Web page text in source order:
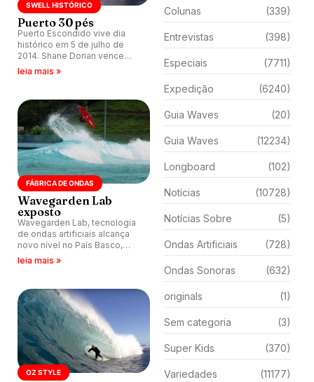
SWELL HISTÓRICO
Puerto 30 pés
Puerto Escondido vive dia
histórico em 5 de julho de
2014. Shane Dorian vence
XXL, mas público enaltece
leia mais »
FÁBRICA DE ONDAS
Wavegarden Lab
exposto
Wavegarden Lab, tecnologia
de ondas artificiais alcança
novo nível no País Basco,
Espanha. Nomes como Kelly
leia mais »
OZ STYLE
Colunas (339)
Entrevistas (398)
Especiais (7711)
Expedição (6240)
Guia Waves (20)
Guia Waves (12234)
Longboard (102)
Notícias (10728)
Notícias Sobre (5)
Ondas Artificiais (728)
Ondas Sonoras (632)
originals (1)
Sem categoria (3)
Super Kids (370)
Variedades (11177)